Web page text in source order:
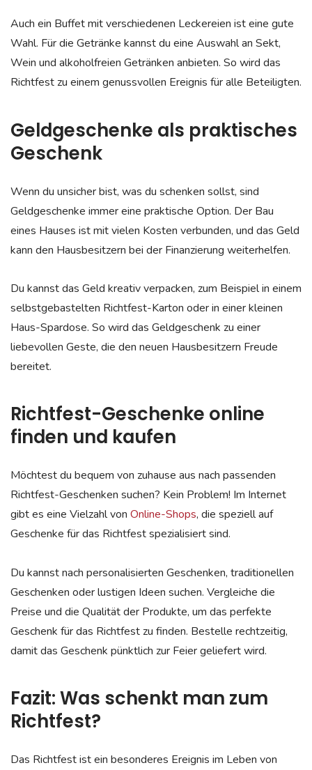
Auch ein Buffet mit verschiedenen Leckereien ist eine gute
Wahl. Für die Getränke kannst du eine Auswahl an Sekt,
Wein und alkoholfreien Getränken anbieten. So wird das
Richtfest zu einem genussvollen Ereignis für alle Beteiligten.
Geldgeschenke als praktisches
Geschenk
Wenn du unsicher bist, was du schenken sollst, sind
Geldgeschenke immer eine praktische Option. Der Bau
eines Hauses ist mit vielen Kosten verbunden, und das Geld
kann den Hausbesitzern bei der Finanzierung weiterhelfen.
Du kannst das Geld kreativ verpacken, zum Beispiel in einem
selbstgebastelten Richtfest-Karton oder in einer kleinen
Haus-Spardose. So wird das Geldgeschenk zu einer
liebevollen Geste, die den neuen Hausbesitzern Freude
bereitet.
Richtfest-Geschenke online
finden und kaufen
Möchtest du bequem von zuhause aus nach passenden
Richtfest-Geschenken suchen? Kein Problem! Im Internet
gibt es eine Vielzahl von Online-Shops, die speziell auf
Geschenke für das Richtfest spezialisiert sind.
Du kannst nach personalisierten Geschenken, traditionellen
Geschenken oder lustigen Ideen suchen. Vergleiche die
Preise und die Qualität der Produkte, um das perfekte
Geschenk für das Richtfest zu finden. Bestelle rechtzeitig,
damit das Geschenk pünktlich zur Feier geliefert wird.
Fazit: Was schenkt man zum
Richtfest?
Das Richtfest ist ein besonderes Ereignis im Leben von